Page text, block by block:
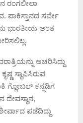
ರಂಗಲೀಲಾ
ಸರ್ವೇ
ಭಾರತೀಯ ಅಂತ
ಆಚರಿಸಿದ್ದು
ಸ್ಥಾಪಿಸಿರುವ
ಗ್ಲೋಬಲ್ ಕನ್ನಡಿಗ
ದೇವಸ್ಥಾನ,
ಪಡೆದಿದ್ದು